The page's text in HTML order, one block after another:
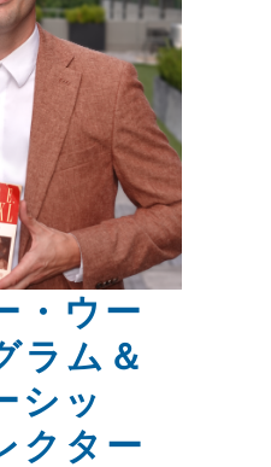
・ウー
ラム＆
シッ
クター